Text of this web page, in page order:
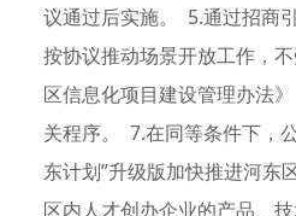
议通过后实施。 5.通过招商
按协议推动场景开放工作，
区信息化项目建设管理办法
关程序。 7.在同等条件下，
东计划”升级版加快推进河东
区内人才创办企业的产品、